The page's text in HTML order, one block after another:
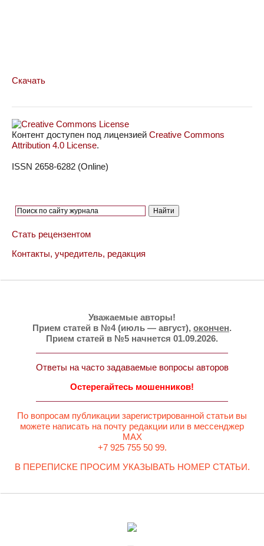
Скачать
Контент доступен под лицензией Creative Commons
Attribution 4.0 License.
ISSN 2658-6282 (Online)
Стать рецензентом
Контакты, учредитель, редакция
Уважаемые авторы!
Прием статей в №4 (июль — август), окончен.
Прием статей в №5 начнется 01.09.2026.
Ответы на часто задаваемые вопросы авторов
Остерегайтесь мошенников!
По вопросам публикации зарегистрированной статьи вы
можете написать на почту редакции или в мессенджер
MAX
+7 925 755 50 99.
В ПЕРЕПИСКЕ ПРОСИМ УКАЗЫВАТЬ НОМЕР СТАТЬИ.